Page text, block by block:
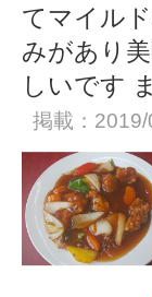
てマイル
みがあり
しいです
掲載：2019/